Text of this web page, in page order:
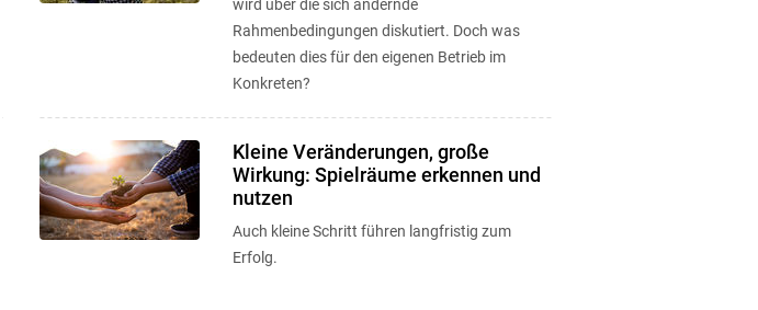
wird über die sich ändernde
Rahmenbedingungen diskutiert. Doch was
bedeuten dies für den eigenen Betrieb im
Konkreten?
Kleine Veränderungen, große
Wirkung: Spielräume erkennen und
nutzen
Auch kleine Schritt führen langfristig zum
Erfolg.